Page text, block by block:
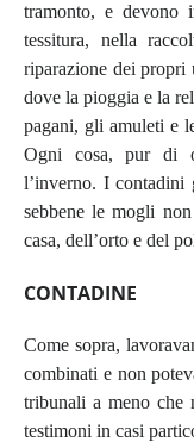
tramonto, e devono
tessitura, nella
riparazione dei propri
dove la pioggia e la
pagani, gli amuleti e
Ogni cosa, pur di
l’inverno. I contadini
sebbene le mogli
casa, dell’orto e del
CONTADINE
Come sopra,
combinati e non
tribunali a meno che
testimoni in casi